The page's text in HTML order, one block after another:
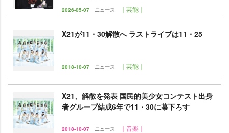
2026-05-07 ニュース ｜芸能｜
X21が11・30解散へ ラストライブは11・25
2018-10-07 ニュース ｜芸能｜
X21、解散を発表 国民的美少女コンテスト出身
者グループ結成6年で11・30に幕下ろす
2018-10-07 ニュース ｜音楽｜